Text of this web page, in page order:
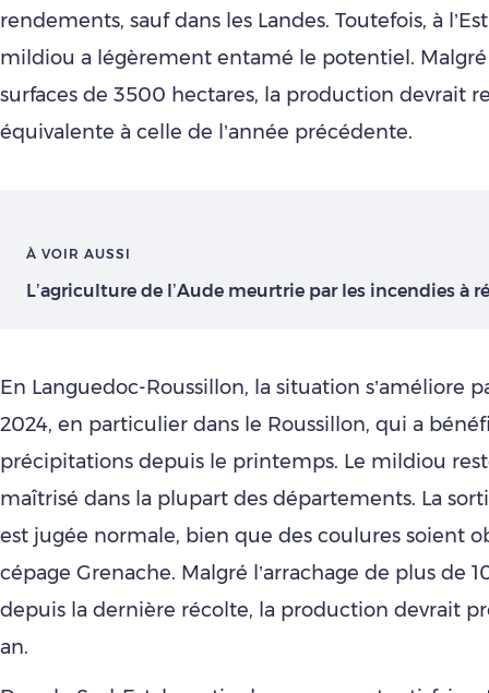
rendements, sauf dans les Landes. Toutefois, à
mildiou a légèrement entamé le potentiel. Malgré
surfaces de 3500 hectares, la production devrait
équivalente à celle de l’année précédente.
À VOIR AUSSI
L’agriculture de l’Aude meurtrie par les incendies à
En Languedoc-Roussillon, la situation s’améliore
2024, en particulier dans le Roussillon, qui a
précipitations depuis le printemps. Le mildiou
maîtrisé dans la plupart des départements. La
est jugée normale, bien que des coulures soient
cépage Grenache. Malgré l’arrachage de plus de
depuis la dernière récolte, la production devrait
an.